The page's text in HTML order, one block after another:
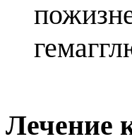
Лечение